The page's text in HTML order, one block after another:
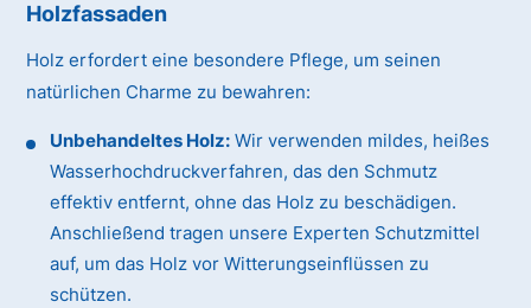
Holzfassaden
Holz erfordert eine besondere Pflege, um seinen
natürlichen Charme zu bewahren:
Unbehandeltes Holz: Wir verwenden mildes, heißes
Wasserhochdruckverfahren, das den Schmutz
effektiv entfernt, ohne das Holz zu beschädigen.
Anschließend tragen unsere Experten Schutzmittel
auf, um das Holz vor Witterungseinflüssen zu
schützen.